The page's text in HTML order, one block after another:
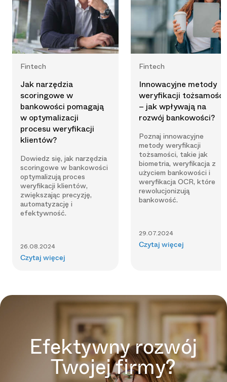
Fintech
Jak narzędzia
scoringowe w
bankowości pomagają
w optymalizacji
procesu weryfikacji
klientów?
Dowiedz się, jak narzędzia
scoringowe w bankowości
optymalizują proces
weryfikacji klientów,
zwiększając precyzję,
automatyzację i
efektywność.
26.08.2024
Czytaj więcej
Fintech
Innowacyjne metody
weryfikacji tożsamości
– jak wpływają na
rozwój bankowości?
Poznaj innowacyjne
metody weryfikacji
tożsamości, takie jak
biometria, weryfikacja z
użyciem bankowości i
weryfikacja OCR, które
rewolucjonizują
bankowość.
29.07.2024
Czytaj więcej
Efektywny rozwój
Twojej firmy?